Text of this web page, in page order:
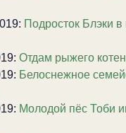
Подросток Блэки
Отдам рыжего
Белоснежное
Молодой пёс Тоби